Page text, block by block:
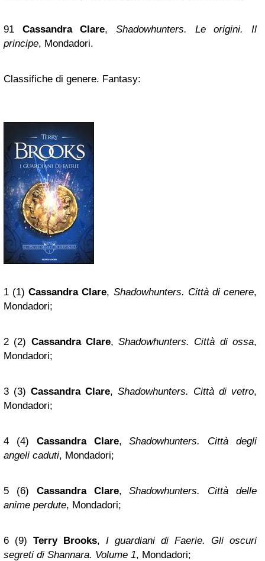
91 Cassandra Clare,Shadowhunters. Le origini. Il
principe, Mondadori.
Classifiche di genere. Fantasy:
1 (1)Cassandra Clare, Shadowhunters. Città di cenere,
Mondadori;
2 (2) Cassandra Clare,Shadowhunters. Città di ossa,
Mondadori;
3 (3) Cassandra Clare, Shadowhunters. Città di vetro,
Mondadori;
4 (4) Cassandra Clare,Shadowhunters. Città degli
angeli caduti, Mondadori;
5 (6) Cassandra Clare,Shadowhunters. Città delle
anime perdute, Mondadori;
6 (9) Terry Brooks, I guardiani di Faerie. Gli oscuri
segreti di Shannara. Volume 1, Mondadori;